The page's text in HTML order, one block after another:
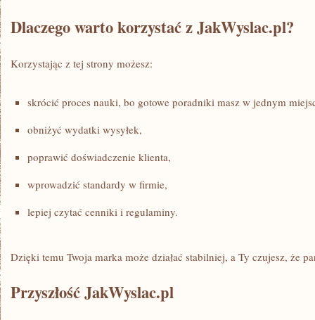
Dlaczego warto korzystać z JakWyslac.pl?
Korzystając z tej strony możesz:
skrócić proces nauki, bo gotowe poradniki masz w jednym
obniżyć wydatki wysyłek,
poprawić doświadczenie klienta,
wprowadzić standardy w firmie,
lepiej czytać cenniki i regulaminy.
Dzięki temu Twoja marka może działać stabilniej, a Ty czujesz, że
Przyszłość JakWyslac.pl